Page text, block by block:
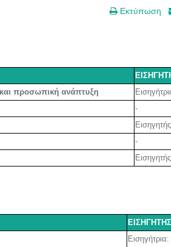
Εκτύπωση
προσωπική ανάπτυξη
-
-
Εισηγήτρια: